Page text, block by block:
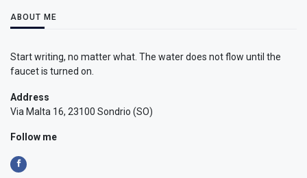
ABOUT ME
Start writing, no matter what. The water does not flow until the
faucet is turned on.
Address
Via Malta 16, 23100 Sondrio (SO)
Follow me